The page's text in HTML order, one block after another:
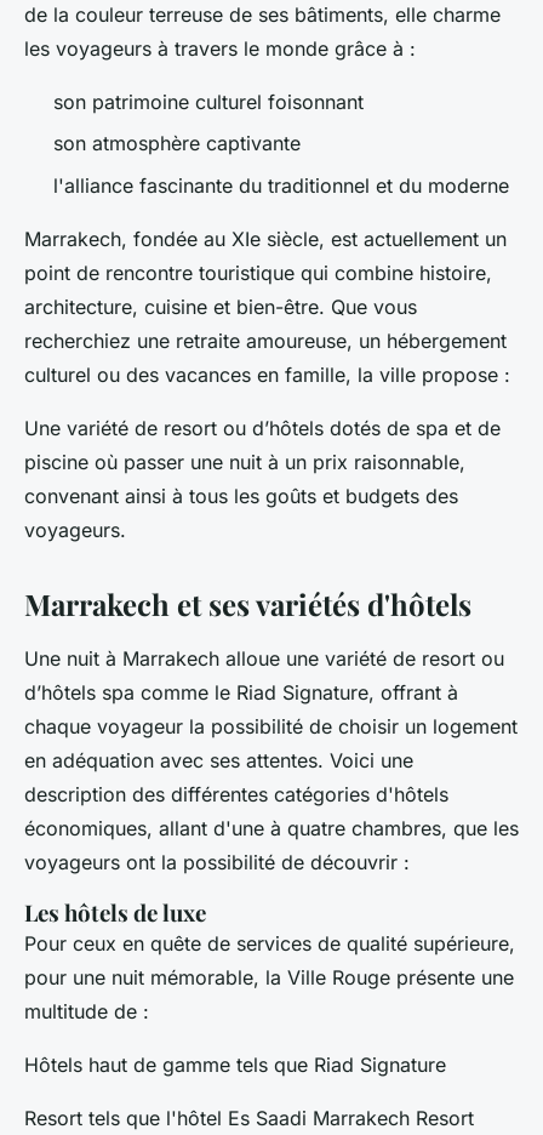
de la couleur terreuse de ses bâtiments, elle charme
les voyageurs à travers le monde grâce à :
son patrimoine culturel foisonnant
son atmosphère captivante
l'alliance fascinante du traditionnel et du moderne
Marrakech, fondée au XIe siècle, est actuellement un
point de rencontre touristique qui combine histoire,
architecture, cuisine et bien-être. Que vous
recherchiez une retraite amoureuse, un hébergement
culturel ou des vacances en famille, la ville propose :
Une variété de resort ou d’hôtels dotés de spa et de
piscine où passer une nuit à un prix raisonnable,
convenant ainsi à tous les goûts et budgets des
voyageurs.
Marrakech et ses variétés d'hôtels
Une nuit à Marrakech alloue une variété de resort ou
d’hôtels spa comme le Riad Signature, offrant à
chaque voyageur la possibilité de choisir un logement
en adéquation avec ses attentes. Voici une
description des différentes catégories d'hôtels
économiques, allant d'une à quatre chambres, que les
voyageurs ont la possibilité de découvrir :
Les hôtels de luxe
Pour ceux en quête de services de qualité supérieure,
pour une nuit mémorable, la Ville Rouge présente une
multitude de :
Hôtels haut de gamme tels que Riad Signature
Resort tels que l'hôtel Es Saadi Marrakech Resort